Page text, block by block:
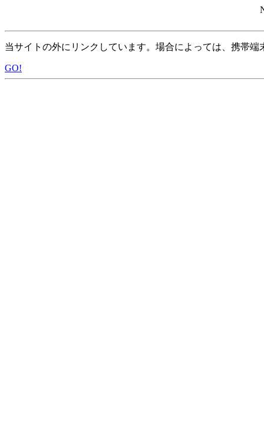
当サイトの外にリンクしています。場合によっては、携帯
GO!